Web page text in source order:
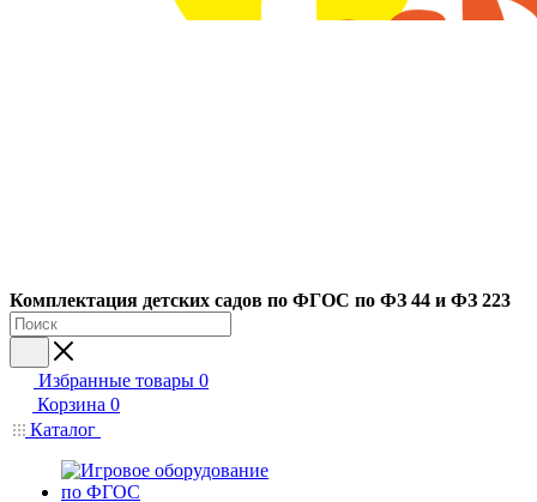
Комплектация детских садов по ФГОC по ФЗ 44 и ФЗ 223
Избранные товары 0
Корзина 0
Каталог